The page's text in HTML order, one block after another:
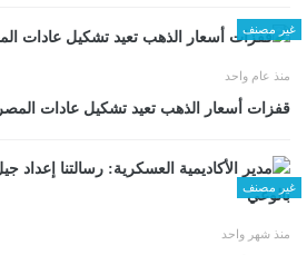
غير مصنف
منذ عام واحد
قفزات أسعار الذهب تعيد تشكيل عادات
غير مصنف
منذ شهر واحد